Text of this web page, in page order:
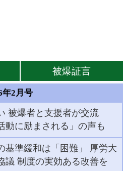
被爆証言
年2月号
被爆者と支援者が交流
動に励まされる」の声も
基準緩和は「困難」 厚労大
議 制度の実効ある改善を